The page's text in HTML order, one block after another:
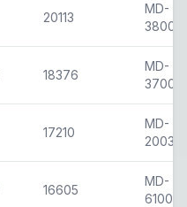
20113
MD-
3800
18376
MD-
3700
17210
MD-
2003
16605
MD-
6100